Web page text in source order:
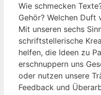
Wie schmecken
Gehör? Welchen Duft
Mit unseren sechs
schriftstellerische
helfen, die Ideen zu
erschnuppern uns
oder nutzen unsere
Feedback und